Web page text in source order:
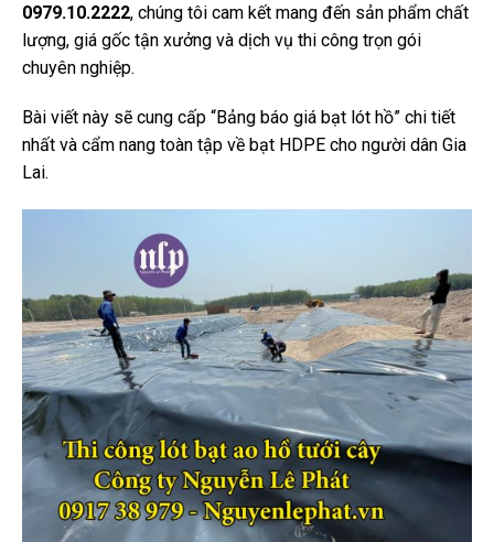
0979.10.2222, chúng tôi cam kết mang đến sản phẩm chất
lượng, giá gốc tận xưởng và dịch vụ thi công trọn gói
chuyên nghiệp.
Bài viết này sẽ cung cấp “Bảng báo giá bạt lót hồ” chi tiết
nhất và cẩm nang toàn tập về bạt HDPE cho người dân Gia
Lai.